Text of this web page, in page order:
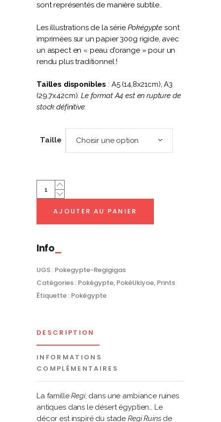
sont représentés de manière subtile..
Les illustrations de la série Pokégypte sont
imprimées sur un papier 300g rigide, avec
un aspect en « peau d’orange » pour un
rendu plus traditionnel !
Tailles disponibles : A5 (14,8x21cm), A3
(29,7x42cm).Le format A4 est en rupture de
stock définitive.
Taille Choisir une option
Regigigas
|
Pokégypte
AJOUTER AU PANIER
Info
UGS : Pokegypte-Regigigas
Catégories : Pokégypte, PokéUkiyoe, Prints
Étiquette : Pokégypte
DESCRIPTION
INFORMATIONS
COMPLÉMENTAIRES
La familleRegi, dans une ambiance ruines
antiques dans le désert égyptien… Le
décor est inspiré du stade Regi Ruinsde